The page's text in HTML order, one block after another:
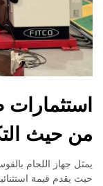
من حيث
يمثل جهاز اللحام
حيث يقدم قيمة